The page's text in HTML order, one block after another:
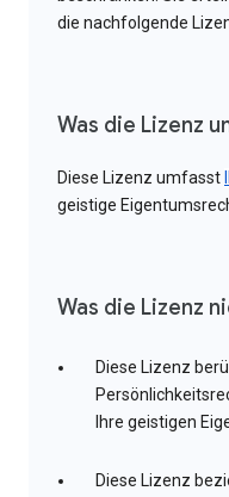
die nachfolgende
Was die Lizenz
Diese Lizenz umfasst
geistige
Was die Lizenz
Diese Lizenz
Ihre geistigen
Diese Lizenz